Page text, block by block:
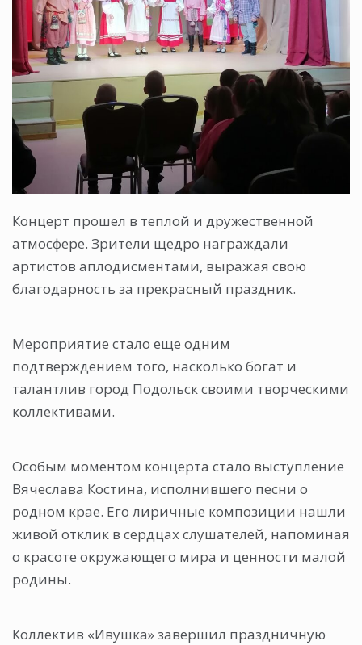
Концерт прошел в теплой и дружественной
атмосфере. Зрители щедро награждали
артистов аплодисментами, выражая свою
благодарность за прекрасный праздник.
Мероприятие стало еще одним
подтверждением того, насколько богат и
талантлив город Подольск своими творческими
коллективами.
Особым моментом концерта стало выступление
Вячеслава Костина, исполнившего песни о
родном крае. Его лиричные композиции нашли
живой отклик в сердцах слушателей, напоминая
о красоте окружающего мира и ценности малой
родины.
Коллектив «Ивушка» завершил праздничную